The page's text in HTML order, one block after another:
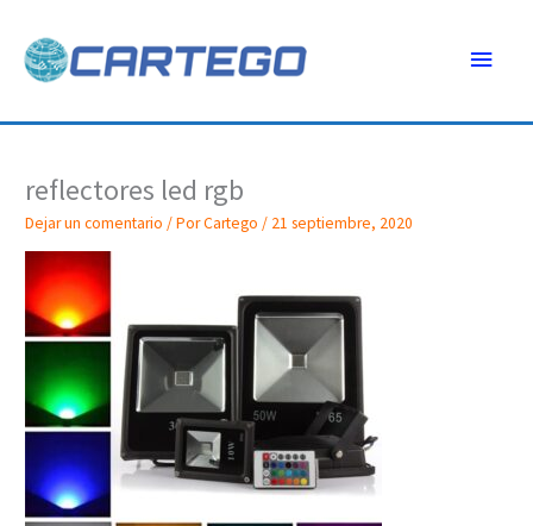
contenido
reflectores led rgb
Dejar un comentario / PorCartego/ 21 septiembre, 2020